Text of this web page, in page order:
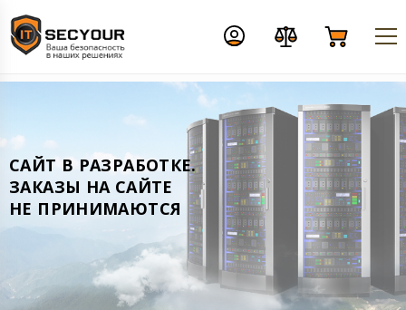
CАЙТ В РАЗРАБОТКЕ.
ЗАКАЗЫ НА САЙТЕ
НЕ ПРИНИМАЮТСЯ